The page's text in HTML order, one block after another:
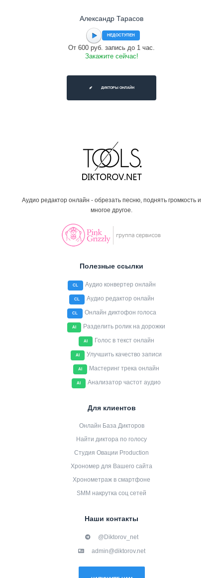
Александр Тарасов
НЕДОСТУПЕН
От 600 руб. запись до 1 час.
Закажите сейчас!
ДИКТОРЫ ОНЛАЙН
Аудио редактор онлайн - обрезать песню, поднять громкость и
многое другое.
Полезные ссылки
CL Аудио конвертер онлайн
CL Аудио редактор онлайн
CL Онлайн диктофон голоса
AI Разделить ролик на дорожки
AI Голос в текст онлайн
AI Улучшить качество записи
AI Мастеринг трека онлайн
AI Анализатор частот аудио
Для клиентов
Онлайн База Дикторов
Найти диктора по голосу
Студия Овации Production
Хрономер для Вашего сайта
Хронометраж в смартфоне
SMM накрутка соц сетей
Наши контакты
@Diktorov_net
admin@diktorov.net